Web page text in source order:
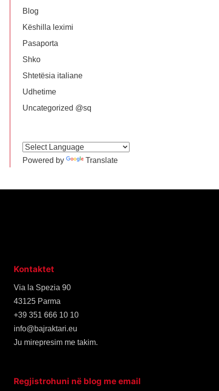
Blog
Këshilla leximi
Pasaporta
Shko
Shtetësia italiane
Udhetime
Uncategorized @sq
Powered by Translate
Kontaktet
Via la Spezia 90
43125 Parma
+39 351 666 10 10
info@bajraktari.eu
Ju mirepresim me takim.
Regjistrohuni në blog me email